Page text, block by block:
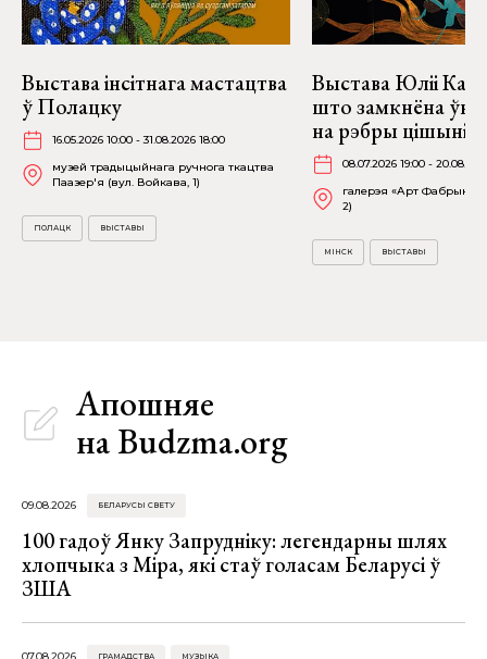
Выстава інсітнага мастацтва
ў Полацку
16.05.2026 10:00 - 31.08.2026 18:00
музей традыцыйнага ручнога ткацтва
Паазер'я (вул. Войкава, 1)
ПОЛАЦК ВЫСТАВЫ
Выстава Юліі
што замкнёна
на рэбры цішыні»
08.07.2026 19:00 -
галерэя «Арт Фабрыка»
2)
МІНСК ВЫСТАВЫ
Апошняе
на Budzma.org
09.08.2026 БЕЛАРУСЫ СВЕТУ
100 гадоў Янку Запрудніку: легендарны шлях
хлопчыка з Міра, які стаў голасам Беларусі ў
ЗША
ГРАМАДСТВА МУЗЫКА